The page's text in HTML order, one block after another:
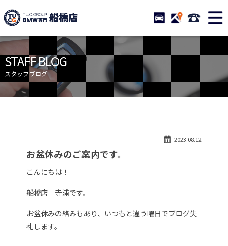
TUCグループ BMW専門 船
STOCK ACCESS 047-
ニュース
在庫リスト
目玉車両一覧
店舗紹介
保証＆サービス
アクセスマップ
自動車保険
STAFF BLOG
スタッフブログ
2023.08.12
お盆休みのご案内です。
こんにちは！
船橋店 寺浦です。
お盆休みの絡みもあり、いつもと違う曜日でブログ失
礼します。